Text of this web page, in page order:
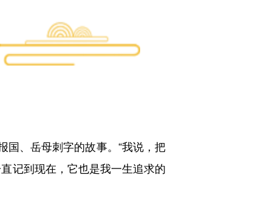
、岳母刺字的故事。“我说，把
记到现在，它也是我一生追求的